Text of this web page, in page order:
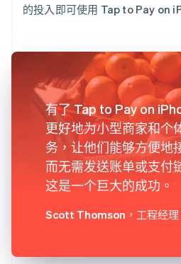
的投入即可使用 Tap to Pay on
有了 Tap to Pay on
更好地为小型商家和个
务，让他们能够方便地
而无需发送账单或支付
这是一个巨大的成功。
Scott Thomson ，工程经理